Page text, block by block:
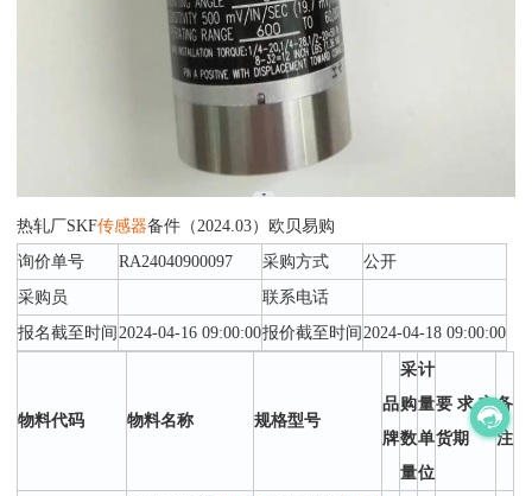
热轧厂SKF传感器备件（2024.03）欧贝易购
询价单号
RA24040900097 采购方式
公开
采购员
联系电话
报名截至时间2024-04-16 09:00:00报价截至时间2024-04-18 09:00:00
物料代码 物料名称 规格型号
品
牌
采
购
数
量
计
量
单
位
要求交
货期
备
注